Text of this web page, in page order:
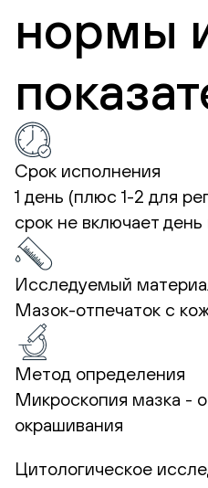
нормы
Срок исполнения
1 день (плюс 1-2 для
срок не включает
Исследуемый
Мазок-отпечаток с
Метод определения
Микроскопия мазка -
окрашивания
Цитологическое